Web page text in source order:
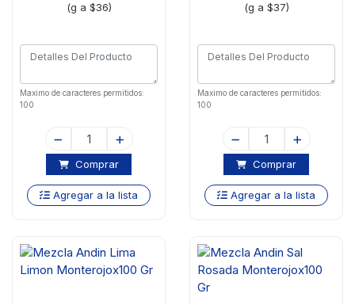
(g a $36)
Maximo de caracteres permitidos:
100
Comprar
Agregar a la lista
(g a $37)
Maximo de caracteres permitidos:
100
Comprar
Agregar a la lista